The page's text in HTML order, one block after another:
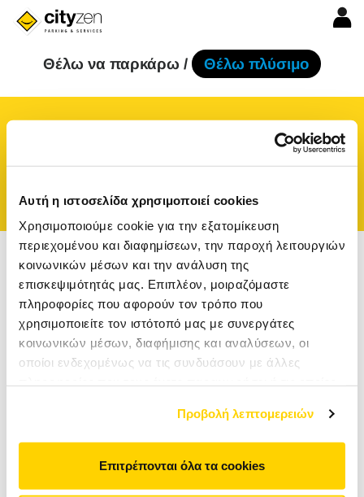
Αυτή η ιστοσελίδα χρησιμοποιεί cookies
Χρησιμοποιούμε cookie για την εξατομίκευση
περιεχομένου και διαφημίσεων, την παροχή λειτουργιών
κοινωνικών μέσων και την ανάλυση της
επισκεψιμότητάς μας. Επιπλέον, μοιραζόμαστε
πληροφορίες που αφορούν τον τρόπο που
χρησιμοποιείτε τον ιστότοπό μας με συνεργάτες
κοινωνικών μέσων, διαφήμισης και αναλύσεων, οι
οποίοι ενδεχομένως να τις συνδυάσουν με άλλες
των υπηρεσιών τους. Αν συνεχίσετε να χρησιμοποιείτε
την ιστοσελίδα μας, συναινείτε στη χρήση των cookies
Προβολή λεπτομερειών
Επιτρέπονται όλα τα cookies
Θέλω να παρκάρω / Θέλω πλύσιμο